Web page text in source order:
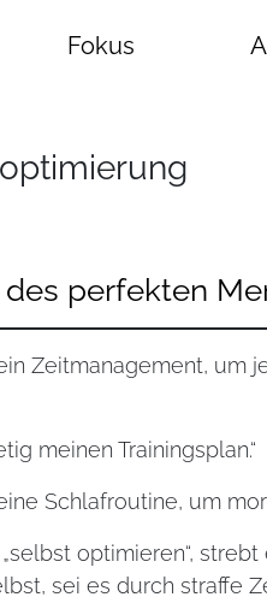
Fokus
perfekten
Zeitmanagement, um
meinen Trainingsplan.“
Schlafroutine, um
optimieren“,
sei es durch straffe